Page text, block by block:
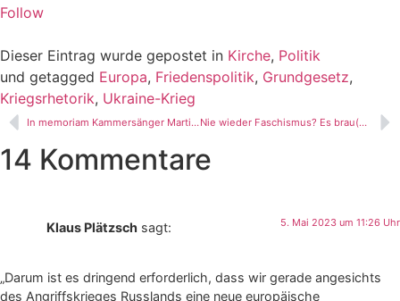
Follow
Dieser Eintrag wurde gepostet in Kirche, Politik
und getagged Europa, Friedenspolitik, Grundgesetz,
Kriegsrhetorik, Ukraine-Krieg
In memoriam Kammersänger Martin Petzold (25. Juni 1955 – 19. April 2023) Nie wieder Faschismus? Es brau(n)t sich was zusammen!
14 Kommentare
Klaus Plätzsch sagt: 5. Mai 2023 um 11:26 Uhr
„Darum ist es dringend erforderlich, dass wir gerade angesichts
des Angriffskrieges Russlands eine neue europäische